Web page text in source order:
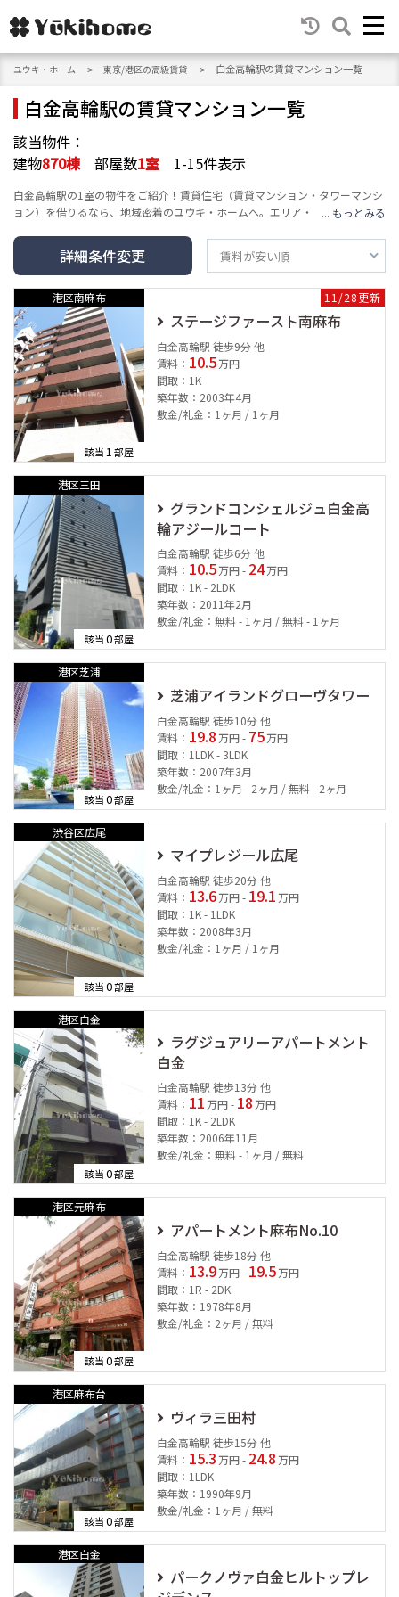
ユウキ・ホーム 東京/港区の高級賃貸 白金高輪駅の賃貸マンション一覧
白金高輪駅の賃貸マンション一覧
該当物件：
建物870棟部屋数1室 1-15件表示
白金高輪駅の1室の物件をご紹介！賃貸住宅（賃貸マンション・タワーマンシ
ョン）を借りるなら、地域密着のユウキ・ホームへ。エリア・沿線・建物の
お届けし、あなたの賃貸情報探し・お家探しをサポートします。
港区南麻布 11/28更新
該当1部屋
ステージファースト南麻布
白金高輪駅 徒歩9分 他
賃料： 10.5 万円
間取：1K
築年数：2003年4月
敷金/礼金：1ヶ月 / 1ヶ月
港区三田
該当0部屋
グランドコンシェルジュ白金高
輪アジールコート
白金高輪駅 徒歩6分 他
賃料： 10.5 万円 - 24 万円
間取：1K - 2LDK
築年数：2011年2月
敷金/礼金：無料 - 1ヶ月 / 無料 - 1ヶ月
港区芝浦
該当0部屋
芝浦アイランドグローヴタワー
白金高輪駅 徒歩10分 他
賃料： 19.8 万円 - 75 万円
間取：1LDK - 3LDK
築年数：2007年3月
敷金/礼金：1ヶ月 - 2ヶ月 / 無料 - 2ヶ月
渋谷区広尾
該当0部屋
マイプレジール広尾
白金高輪駅 徒歩20分 他
賃料： 13.6 万円 - 19.1 万円
間取：1K - 1LDK
築年数：2008年3月
敷金/礼金：1ヶ月 / 1ヶ月
港区白金
該当0部屋
ラグジュアリーアパートメント
白金
白金高輪駅 徒歩13分 他
賃料： 11 万円 - 18 万円
間取：1K - 2LDK
築年数：2006年11月
敷金/礼金：無料 - 1ヶ月 / 無料
港区元麻布
該当0部屋
アパートメント麻布No.10
白金高輪駅 徒歩18分 他
賃料： 13.9 万円 - 19.5 万円
間取：1R - 2DK
築年数：1978年8月
敷金/礼金：2ヶ月 / 無料
港区麻布台
該当0部屋
ヴィラ三田村
白金高輪駅 徒歩15分 他
賃料： 15.3 万円 - 24.8 万円
間取：1LDK
築年数：1990年9月
敷金/礼金：1ヶ月 / 無料
港区白金
パークノヴァ白金ヒルトップレ
詳細条件変更